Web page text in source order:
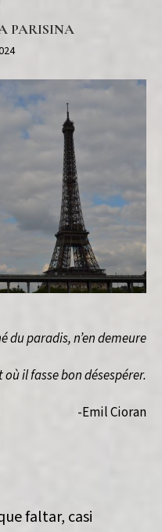
PARISINA
du paradis, n’en demeure
il fasse bon désespérer.
-Emil Cioran
faltar, casi